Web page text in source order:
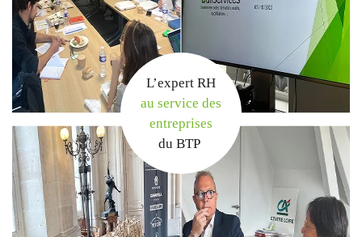
L’expert RH
au service des
entreprises
du BTP